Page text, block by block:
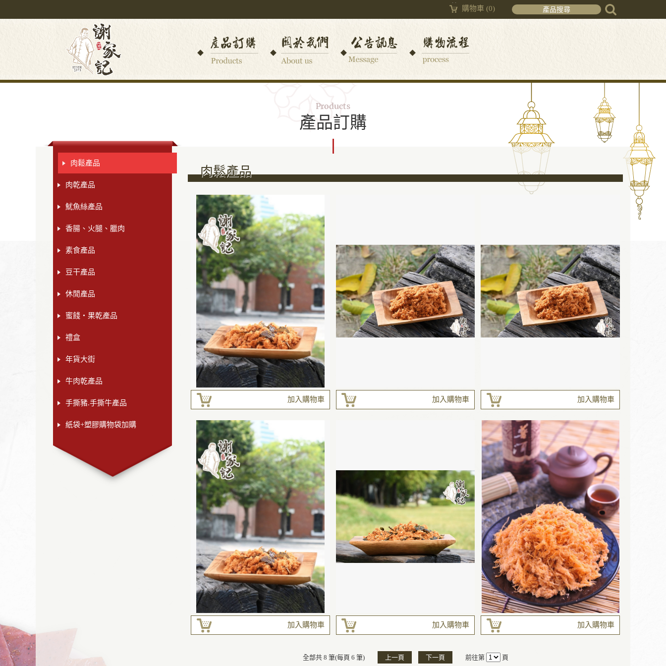
購物車 (0)
Products
產品訂購
肉鬆產品
肉乾產品
魷魚絲產品
香腸、火腿、臘肉
素食產品
豆干產品
休閒產品
蜜餞‧果乾產品
禮盒
年貨大街
牛肉乾產品
手撕豬.手撕牛產品
紙袋+塑膠購物袋加購
肉鬆產品
加入購物車 加入購物車 加入購物車
加入購物車 加入購物車 加入購物車
全部共 8 筆(每頁 6 筆) 上一頁 下一頁 前往第 頁